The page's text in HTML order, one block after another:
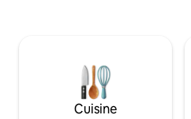
un lit bébé vous sera
sera également possible
excursions en bateau pour
côte amalfitaine
Cuisine